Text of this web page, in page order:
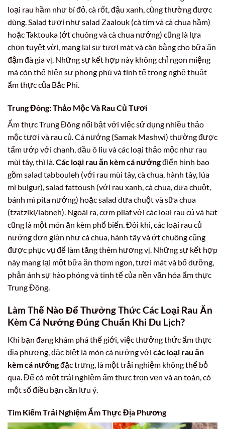
loại rau hầm như bí đỏ, cà rốt, đậu xanh, cũng thường được
dùng. Salad tươi như salad Zaalouk (cà tím và cà chua hầm)
hoặc Taktouka (ớt chuông và cà chua nướng) cũng là lựa
chọn tuyệt vời, mang lại sự tươi mát và cân bằng cho bữa ăn
đậm đà gia vị. Những sự kết hợp này không chỉ ngon miệng
mà còn thể hiện sự phong phú và tinh tế trong nghệ thuật
ẩm thực của Bắc Phi.
Trung Đông: Thảo Mộc Và Rau Củ Tươi
Ẩm thực Trung Đông nổi bật với việc sử dụng nhiều thảo
mộc tươi và rau củ. Cá nướng (Samak Mashwi) thường được
tẩm ướp với chanh, dầu ô liu và các loại thảo mộc như rau
mùi tây, thì là.Các loại rau ăn kèm cá nướngđiển hình bao
gồm salad tabbouleh (với rau mùi tây, cà chua, hành tây, lúa
mì bulgur), salad fattoush (với rau xanh, cà chua, dưa chuột,
bánh mì pita nướng) hoặc salad dưa chuột và sữa chua
(tzatziki/labneh). Ngoài ra, cơm pilaf với các loại rau củ và hạt
cũng là một món ăn kèm phổ biến. Đôi khi, các loại rau củ
nướng đơn giản như cà chua, hành tây và ớt chuông cũng
được phục vụ để làm tăng thêm hương vị. Những sự kết hợp
này mang lại một bữa ăn thơm ngon, tươi mát và bổ dưỡng,
phản ánh sự hào phóng và tinh tế của nền văn hóa ẩm thực
Trung Đông.
Làm Thế Nào Để Thưởng Thức Các Loại Rau Ăn
Kèm Cá Nướng Đúng Chuẩn Khi Du Lịch?
Khi bạn đang khám phá thế giới, việc thưởng thức ẩm thực
địa phương, đặc biệt là món cá nướng với các loại rau ăn
kèm cá nướngđặc trưng, là một trải nghiệm không thể bỏ
qua. Để có một trải nghiệm ẩm thực trọn vẹn và an toàn, có
một số điều bạn cần lưu ý.
Tìm Kiếm Trải Nghiệm Ẩm Thực Địa Phương